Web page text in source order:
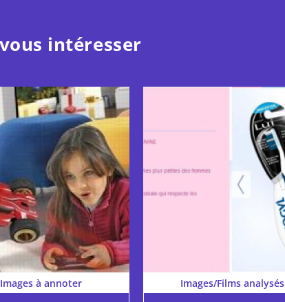
intéresser
Images à annoter Images/Films analysés